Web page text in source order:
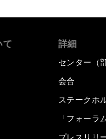
て 詳細
センター（
会合
ステークホ
「フォーラ